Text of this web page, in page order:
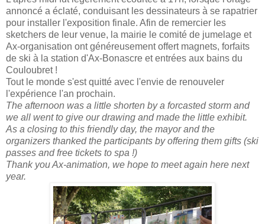
annoncé a éclaté, conduisant les dessinateurs à se rapatrier
pour installer l'exposition finale. Afin de remercier les
sketchers de leur venue, la mairie le comité de jumelage et
Ax-organisation ont généreusement offert magnets, forfaits
de ski à la station d'Ax-Bonascre et entrées aux bains du
Couloubret !
Tout le monde s'est quitté avec l'envie de renouveler
l'expérience l'an prochain.
The afternoon was a little shorten by a forcasted storm and
we all went to give our drawing and made the little exhibit.
As a closing to this friendly day, the mayor and the
organizers thanked the participants by offering them gifts (ski
passes and free tickets to spa !)
Thank you Ax-animation, we hope to meet again here next
year.